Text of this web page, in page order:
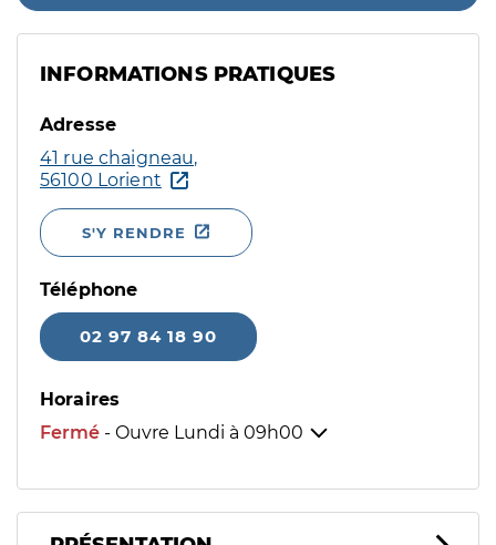
INFORMATIONS PRATIQUES
Adresse
41 rue chaigneau,
56100 Lorient
S'Y RENDRE
Téléphone
02 97 84 18 90
Horaires
Fermé - Ouvre Lundi à 09h00